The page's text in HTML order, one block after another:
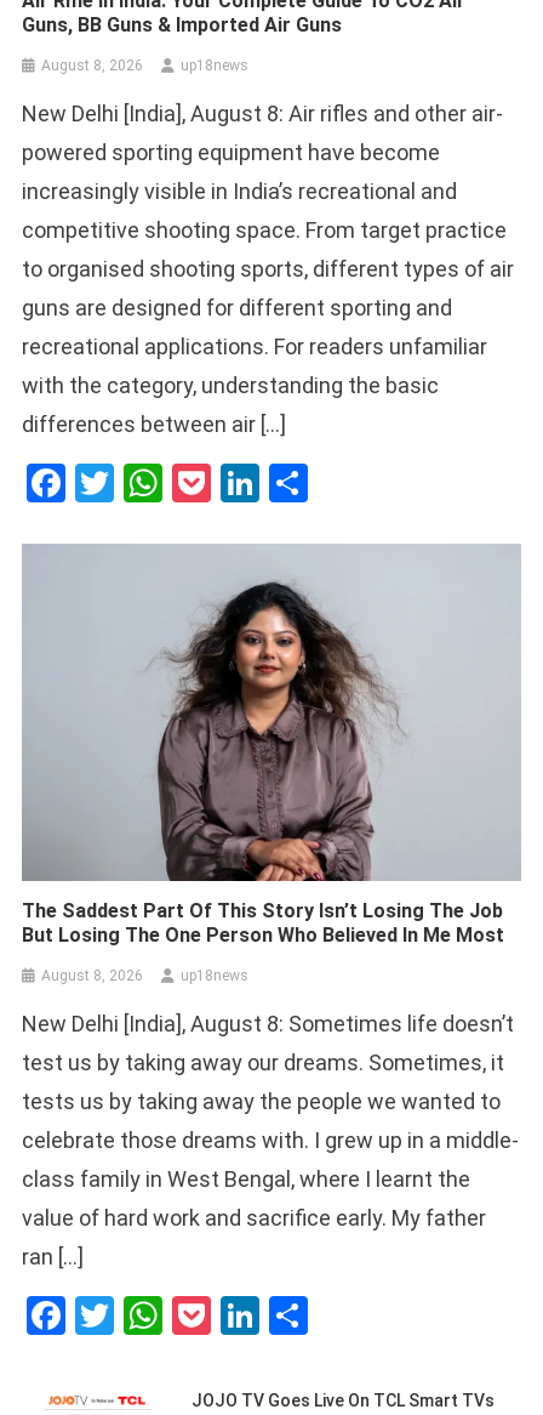
Guns, BB Guns & Imported Air Guns
August 8, 2026 up18news
New Delhi [India], August 8: Air rifles and other air-
powered sporting equipment have become
increasingly visible in India’s recreational and
competitive shooting space. From target practice
to organised shooting sports, different types of air
guns are designed for different sporting and
recreational applications. For readers unfamiliar
with the category, understanding the basic
differences between air […]
Facebook
Twitter
WhatsApp
PocketLinkedIn
The Saddest Part Of This Story Isn’t Losing The Job
But Losing The One Person Who Believed In Me Most
August 8, 2026 up18news
New Delhi [India], August 8: Sometimes life doesn’t
test us by taking away our dreams. Sometimes, it
tests us by taking away the people we wanted to
celebrate those dreams with. I grew up in a middle-
class family in West Bengal, where I learnt the
value of hard work and sacrifice early. My father
ran […]
Facebook
Twitter
WhatsApp
PocketLinkedIn
JOJO TV Goes Live On TCL Smart TVs